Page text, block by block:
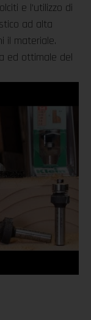
e l’utilizzo di
ad alta
il materiale.
ed ottimale del